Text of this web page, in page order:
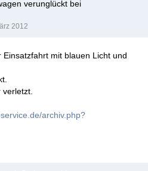
verunglückt bei
2012
mit blauen Licht und
archiv.php?